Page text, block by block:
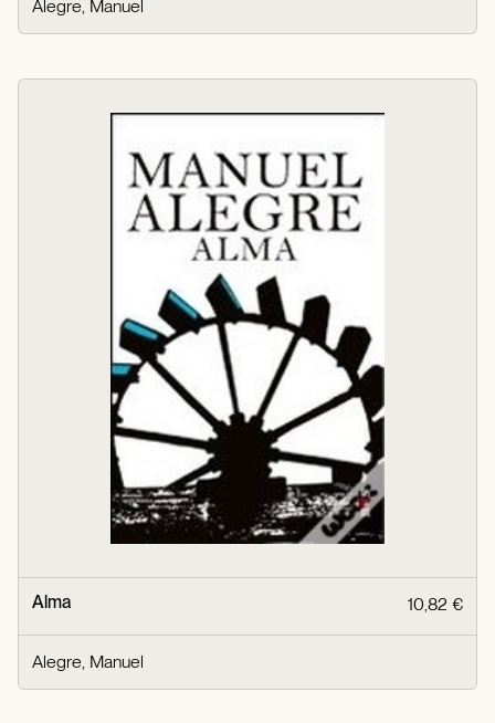
Alegre, Manuel
Alma 10,82 €
Alegre, Manuel